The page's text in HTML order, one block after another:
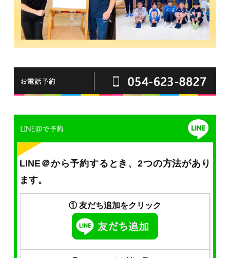
LINE＠から予約するとき、2つの方法があり
ます。
① 友だち追加をクリック